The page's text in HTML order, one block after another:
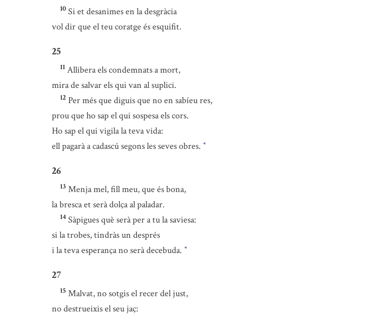
10 Si et desanimes en la desgràcia
vol dir que el teu coratge és esquifit.
25
11 Allibera els condemnats a mort,
mira de salvar els qui van al suplici.
12 Per més que diguis que no en sabíeu res,
prou que ho sap el qui sospesa els cors.
Ho sap el qui vigila la teva vida:
ell pagarà a cadascú segons les seves obres. *
26
13 Menja mel, fill meu, que és bona,
la bresca et serà dolça al paladar.
14 Sàpigues què serà per a tu la saviesa:
si la trobes, tindràs un després
i la teva esperança no serà decebuda. *
27
15 Malvat, no sotgis el recer del just,
no destrueixis el seu jaç: